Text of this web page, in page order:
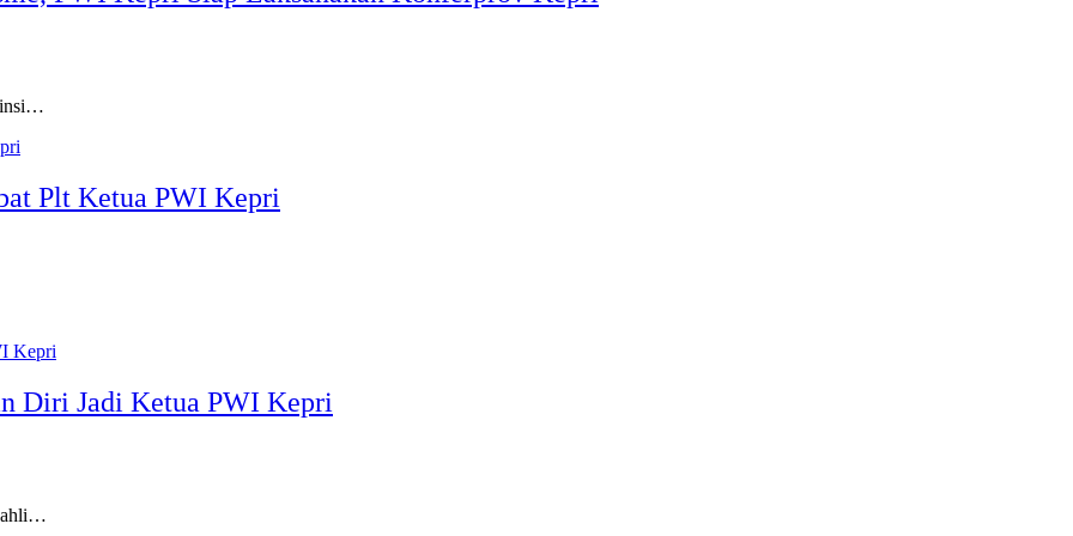
Plt Ketua PWI Kepri
Diri Jadi Ketua PWI Kepri
ahli…